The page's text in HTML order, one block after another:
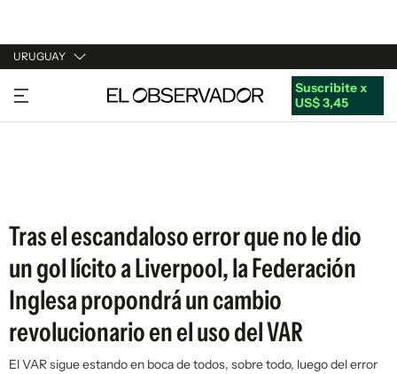
URUGUAY
URUGUAY
ARGENTINA
Suscribite x
US$ 3,45
Tras el escandaloso error que no le dio
un gol lícito a Liverpool, la Federación
Inglesa propondrá un cambio
revolucionario en el uso del VAR
El VAR sigue estando en boca de todos, sobre todo, luego del error